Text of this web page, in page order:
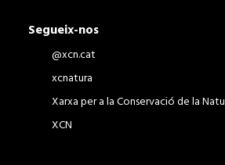
Segueix-nos
@xcn.cat
xcnatura
Xarxa per a la Conservació de la
XCN